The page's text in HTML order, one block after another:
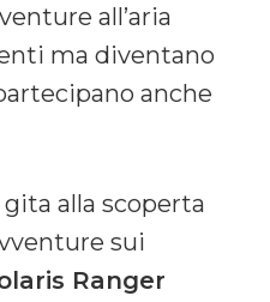
all’aria
ma diventano
anche
alla scoperta
sui
Ranger